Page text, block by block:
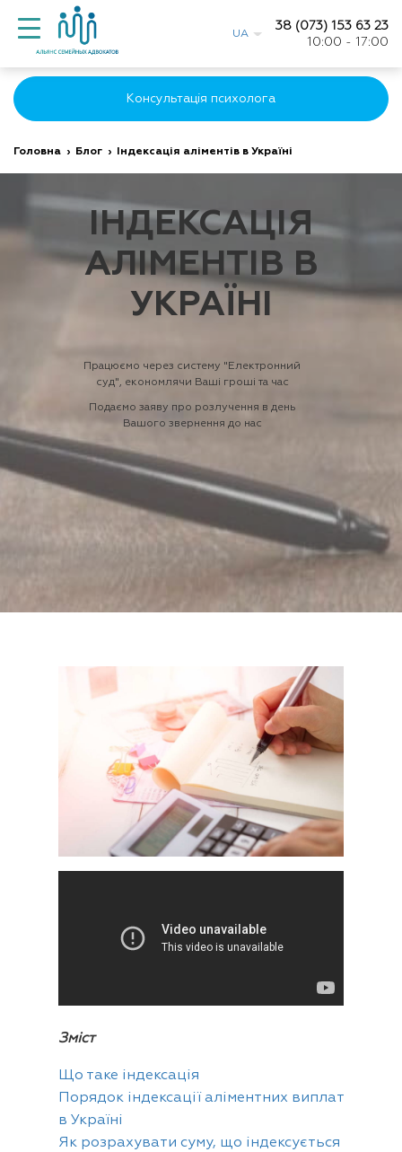
UA
38 (073) 153 63 23
10:00 - 17:00
Консультація психолога
Головна › Блог › Індексація аліментів в Україні
ІНДЕКСАЦІЯ
АЛІМЕНТІВ В
УКРАЇНІ
Працюємо через систему "Електронний
суд", економлячи Ваші гроші та час
Подаємо заяву про розлучення в день
Вашого звернення до нас
Зміст
Що таке індексація
Порядок індексації аліментних виплат
в Україні
Як розрахувати суму, що індексується